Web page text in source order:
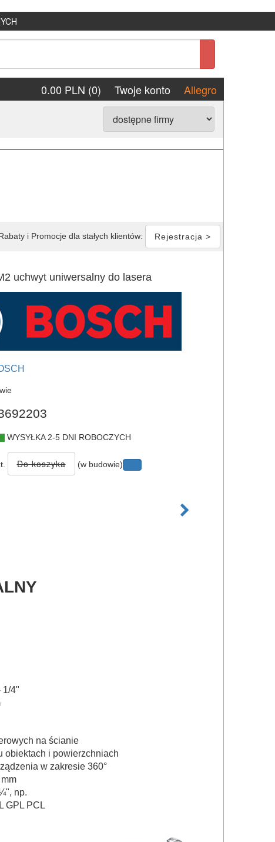
0.00 PLN (0) Twoje konto
Allegro
i Promocje dla stałych klientów: Rejestracja >
uchwyt uniwersalny do lasera
WYSYŁKA 2-5 DNI ROBOCZYCH
(w budowie)
1/4"
na ścianie
obiektach i powierzchniach
w zakresie 360°
np.
GPL PCL